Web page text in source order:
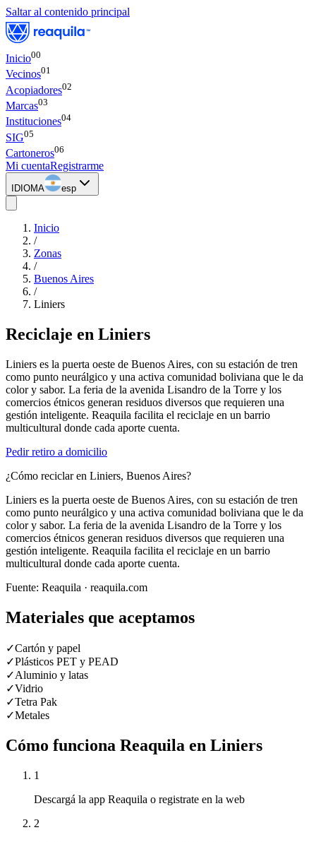
Saltar al contenido principal
Inicio00
Vecinos01
Acopiadores02
Marcas03
Instituciones04
SIG05
Cartoneros06
Mi cuentaRegistrarme
IDIOMA esp
Inicio
/
Zonas
/
Buenos Aires
/
Liniers
Reciclaje en Liniers
Liniers es la puerta oeste de Buenos Aires, con su estación de tren
como punto neurálgico y una activa comunidad boliviana que le da
color y sabor. La feria de la avenida Lisandro de la Torre y los
comercios étnicos generan residuos diversos que requieren una
gestión inteligente. Reaquila facilita el reciclaje en un barrio
multicultural donde cada aporte cuenta.
Pedir retiro a domicilio
¿Cómo reciclar en Liniers, Buenos Aires?
Liniers es la puerta oeste de Buenos Aires, con su estación de tren
como punto neurálgico y una activa comunidad boliviana que le da
color y sabor. La feria de la avenida Lisandro de la Torre y los
comercios étnicos generan residuos diversos que requieren una
gestión inteligente. Reaquila facilita el reciclaje en un barrio
multicultural donde cada aporte cuenta.
Fuente: Reaquila · reaquila.com
Materiales que aceptamos
✓Cartón y papel
✓Plásticos PET y PEAD
✓Aluminio y latas
✓Vidrio
✓Tetra Pak
✓Metales
Cómo funciona Reaquila en Liniers
1
Descargá la app Reaquila o registrate en la web
2